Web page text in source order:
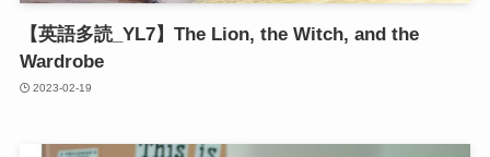
【英語多読_YL7】The Lion, the Witch, and the
Wardrobe
2023-02-19